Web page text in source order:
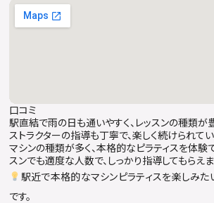
口コミ
駅直結で雨の日も通いやすく、レッスンの種類が
ストラクターの指導も丁寧で、楽しく続けられてい
マシンの種類が多く、本格的なピラティスを体験
スンでも適度な人数で、しっかり指導してもらえま
駅近で本格的なマシンピラティスを楽しみ
です。